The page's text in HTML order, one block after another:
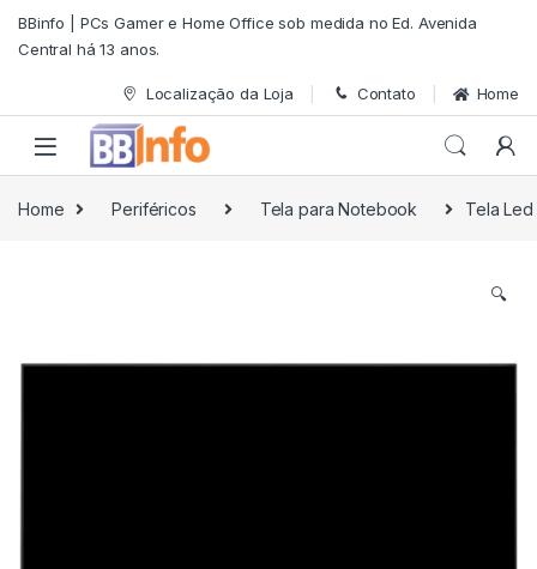
Skip to navigation
Skip to content
BBinfo | PCs Gamer e Home Office sob medida no Ed. Avenida
Central há 13 anos.
Localização da Loja Contato Home
Home Periféricos Tela para Notebook Tela Led
🔍